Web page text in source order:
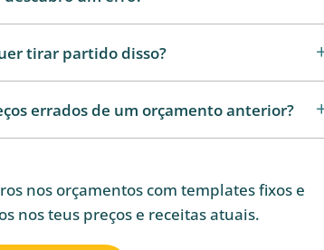
tirar partido disso?
errados de um orçamento anterior?
nos orçamentos com templates fixos e
nos teus preços e receitas atuais.